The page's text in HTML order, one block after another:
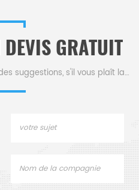
GRATUIT
Si vous avez des questions ou des suggestions, s'il vous plaît laissez-nous un message,